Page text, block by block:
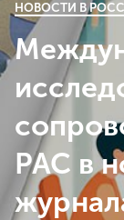
НОВОСТИ В
РАС в